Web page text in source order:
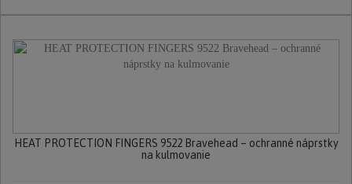
HEAT PROTECTION FINGERS 9522 Bravehead – ochranné náprstky
na kulmovanie